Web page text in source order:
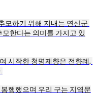
모하기 위해 지내는 연산군
한다는 의미를 가지고 있
시작한 청명제향은 전향례,
행했으며 우리 구는 지역문